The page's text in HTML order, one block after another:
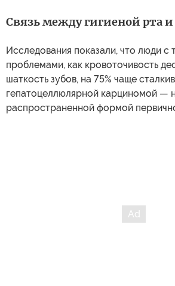
Связь между гигиеной рта
Исследования показали, что люди с
проблемами, как кровоточивость
шаткость зубов, на 75% чаще
гепатоцеллюлярной карциномой —
распространенной формой